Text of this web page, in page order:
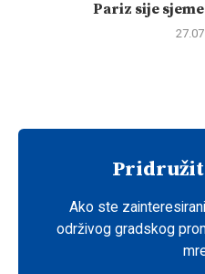
Pariz sije
Ako ste
održivog gradskog